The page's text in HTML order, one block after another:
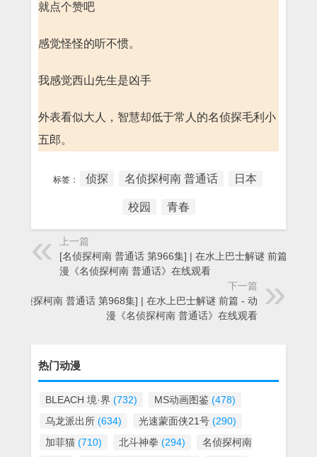
就点个赞吧
感觉怪怪的听不惯。
我感觉西山先生是凶手
外表看似大人，智慧却低于常人的名侦探毛利小
五郎。
标签： 侦探 名侦探柯南 普通话 日本
校园 青春
上一篇
[名侦探柯南 普通话 第966集] | 在水上巴士解谜 前篇 - 动
漫《名侦探柯南 普通话》在线观看
下一篇
[名侦探柯南 普通话 第968集] | 在水上巴士解谜 前篇 - 动
漫《名侦探柯南 普通话》在线观看
热门动漫
BLEACH 境·界 (732) MS动画图鉴 (478)
乌龙派出所 (634) 光速蒙面侠21号 (290)
加菲猫 (710) 北斗神拳 (294)
名侦探柯南